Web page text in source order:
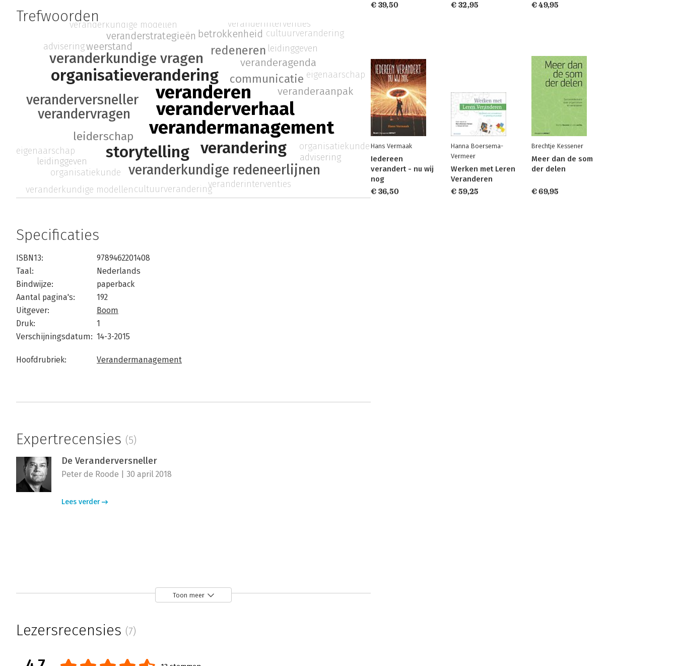
Trefwoorden
veranderen
veranderverhaal
verandermanagement
organisatieverandering
verandering
storytelling
veranderkundige vragen
verandervragen
veranderkundige redeneerlijnen
veranderversneller
communicatie
leiderschap
redeneren
veranderagenda
veranderaanpak
weerstand
veranderstrategieën betrokkenheid
organisatiekunde
leidinggeven
veranderinterventies
eigenaarschap
cultuurverandering
advisering
veranderkundige modellen
organisatiekunde
leidinggeven
veranderinterventies
eigenaarschap
cultuurverandering
advisering
veranderkundige modellen
Specificaties
ISBN13:
9789462201408
Taal:
Nederlands
Bindwijze:
paperback
Aantal pagina's:
192
Uitgever:
Boom
Druk:
1
Verschijningsdatum: 14-3-2015
Hoofdrubriek: Verandermanagement
Expertrecensies (5)
De Veranderversneller
Peter de Roode | 30 april 2018
Lees verder
Maartje Jongen | 2 juni 2015
bij het begeleiden van veranderingen binnen organisaties. Het boek helpt bij het
maken en vertellen van een goed veranderverhaal. Dat klinkt misschien
Lees verder
Toon meer
Lezersrecensies (7)
€ 39,50 € 32,95
€ 49,95
Hans Vermaak
Iedereen
verandert - nu wij
nog
€ 36,50
Hanna Boersema-
Vermeer
Werken met Leren
Veranderen
€ 59,25
Brechtje Kessener
Meer dan de som
der delen
€ 69,95